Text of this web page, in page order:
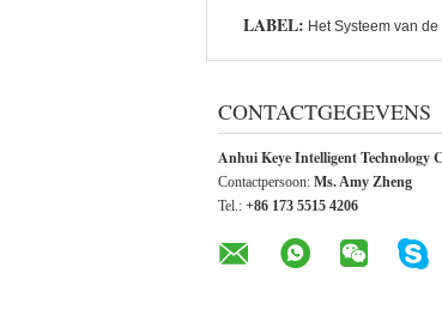
LABEL: Het Systeem van
CONTACTGEGEVENS
Anhui Keye Intelligent Technology
Contactpersoon: Ms. Amy Zheng
Tel.: +86 173 5515 4206